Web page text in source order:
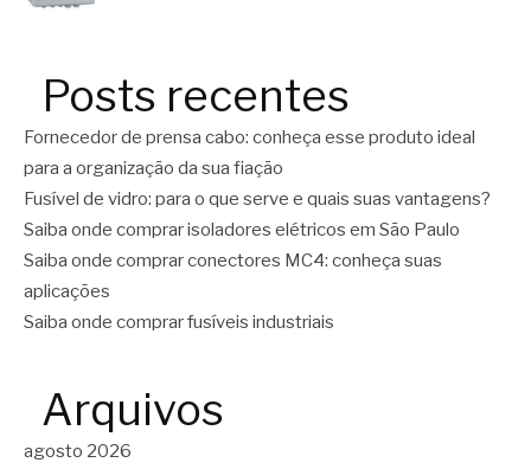
Posts recentes
Fornecedor de prensa cabo: conheça esse produto ideal
para a organização da sua fiação
Fusível de vidro: para o que serve e quais suas vantagens?
Saiba onde comprar isoladores elétricos em São Paulo
Saiba onde comprar conectores MC4: conheça suas
aplicações
Saiba onde comprar fusíveis industriais
Arquivos
agosto 2026